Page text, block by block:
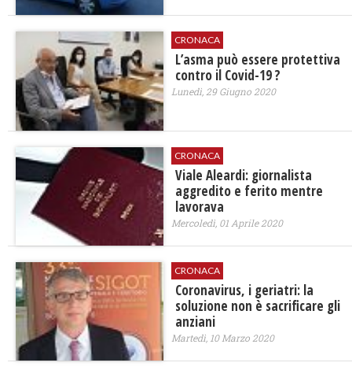
CRONACA
L’asma può essere protettiva
contro il Covid-19 ?
Lunedì, 29 Giugno 2020
CRONACA
Viale Aleardi: giornalista
aggredito e ferito mentre
lavorava
Mercoledì, 01 Aprile 2020
CRONACA
Coronavirus, i geriatri: la
soluzione non è sacrificare gli
anziani
Martedì, 10 Marzo 2020